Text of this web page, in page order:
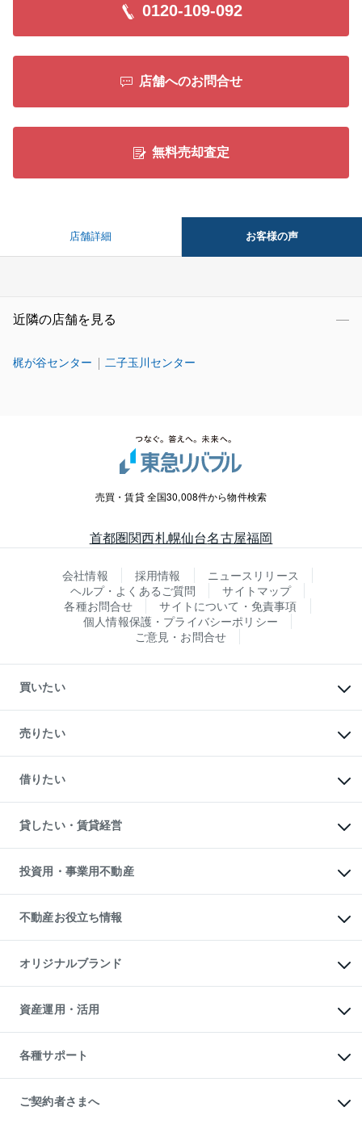
みに、今後も溝ノ口センター一丸となって、より質の
新居での生活が、笑顔あふれる素晴らしいものとなり
ますよう心よりお祈り申し上げます。
0120-109-092
店舗へのお問合せ
無料売却査定
店舗詳細 お客様の声
近隣の店舗を見る
梶が谷センター 二子玉川センター
売買・賃貸 全国30,008件から物件検索
首都圏関西札幌仙台名古屋福岡
会社情報 採用情報
ニュースリリース
ヘルプ・よくあるご質問
サイトマップ
各種お問合せ
サイトについて・免責事項
個人情報保護・プライバシーポリシー
ご意見・お問合せ
買いたい
新築・分譲マンションの購入
中古マンションの購入
一戸建ての購入
中古一戸建ての購入
不動産購入の流れ
注目キーワード物件特集
購入ガイド
English 繁体中文簡体中文
売りたい
一戸建ての売却・査定
土地の売却・査定
スピードAI査定
不動産査定について
不動産売却の流れ
不動産買換えの流れ
売却ガイド
借りたい
オフィス・店舗の賃貸
借りるときの流れ
借りるガイド
貸したい・賃貸経営
マンション賃料データ
賃貸管理プラン
リロケーションについて
貸すガイド
投資用・事業用不動産
事業用不動産
マンション投資
投資用マンション
アパート経営
収益物件
ビル購入（ビル一棟）
投資用不動産の売却査定
事業用不動産の売却査定
不動産お役立ち情報
マンションライブラリー
人気マンションランキング
暮らしに役立つ不動産メディア
不動産相場・不動産価格情報
不動産コラム・ニュース
不動産用語集
不動産なんでもネット相談室
住まいの税金
オリジナルブランド
一棟リノベーションマンション
L`GENTE（ルジェンテ）
区分リノベーションマンション
投資用一棟レジデンスWELL
不動産小口投資
LEGACIA（レガシア）
資産運用・活用
不動産M&A
アセットマネジメント・出資
各種サポート
相続サポート
リフォームサポート
ご契約者さまへ